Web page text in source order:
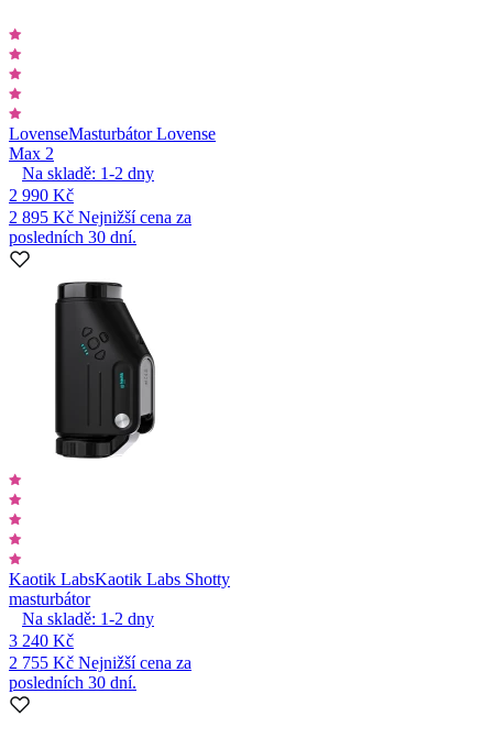
LovenseMasturbátor Lovense
Max 2
Na skladě: 1-2 dny
2 990 Kč
2 895 Kč Nejnižší cena za
posledních 30 dní.
Kaotik LabsKaotik Labs Shotty
masturbátor
Na skladě: 1-2 dny
3 240 Kč
2 755 Kč Nejnižší cena za
posledních 30 dní.